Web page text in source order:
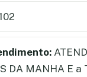
DA MANHA E a